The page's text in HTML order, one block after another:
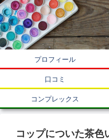
プロフィール
口コミ
コンプレックス
コップについた茶